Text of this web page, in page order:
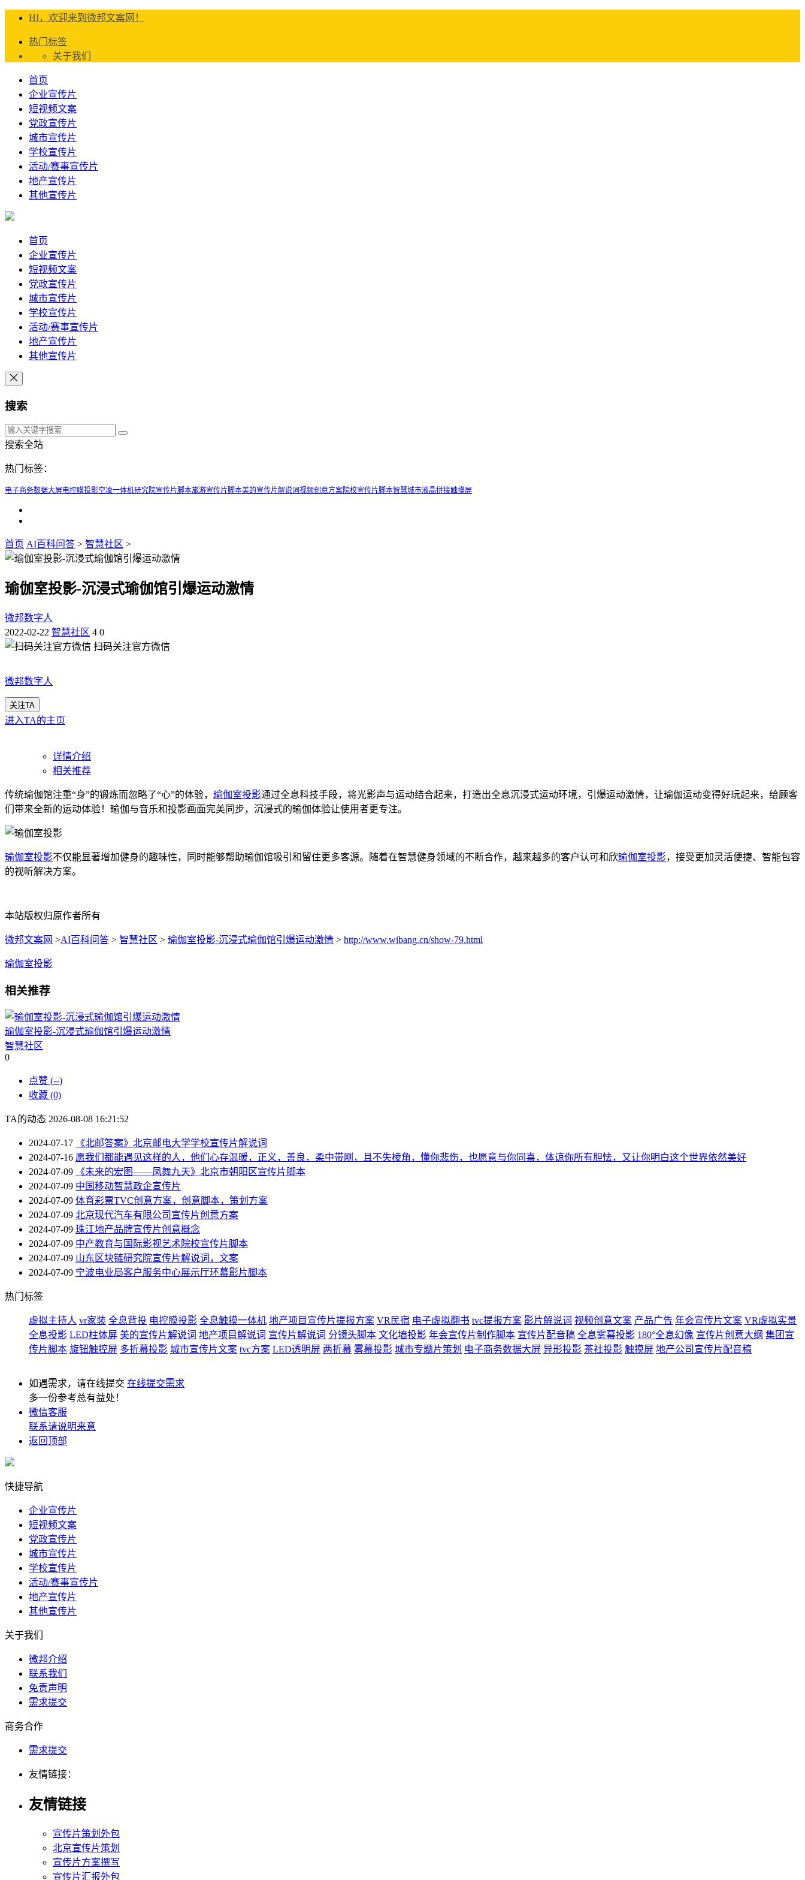
HI，欢迎来到微邦文案网！
热门标签
关于我们
首页
企业宣传片
短视频文案
党政宣传片
城市宣传片
学校宣传片
活动/赛事宣传片
地产宣传片
其他宣传片
首页
企业宣传片
短视频文案
党政宣传片
城市宣传片
学校宣传片
活动/赛事宣传片
地产宣传片
其他宣传片
搜索
搜索全站
热门标签：
电子商务数据大屏电控膜投影空凌一体机研究院宣传片脚本旅游宣传片脚本美的宣传片解说词视频创意方案院校宣传片脚本智慧城市液晶拼接触摸屏
首页 AI百科问答 > 智慧社区 >
瑜伽室投影-沉浸式瑜伽馆引爆运动激情
微邦数字人
2022-02-22 智慧社区 4 0
扫码关注官方微信
微邦数字人
关注TA
进入TA的主页
详情介绍
相关推荐
传统瑜伽馆注重“身”的锻炼而忽略了“心”的体验， 瑜伽室投影通过全息科技手段，将光影声与运动结合起来，打造出全息沉浸式运动环境，引爆运动激情，让瑜伽运动变得好玩起来，给顾客
们带来全新的运动体验！瑜伽与音乐和投影画面完美同步，沉浸式的瑜伽体验让使用者更专注。
瑜伽室投影不仅能显著增加健身的趣味性，同时能够帮助瑜伽馆吸引和留住更多客源。随着在智慧健身领域的不断合作，越来越多的客户认可和欣瑜伽室投影，接受更加灵活便捷、智能包容
的视听解决方案。
本站版权归原作者所有
微邦文案网 >AI百科问答 > 智慧社区 > 瑜伽室投影-沉浸式瑜伽馆引爆运动激情 > http://www.wibang.cn/show-79.html
瑜伽室投影
相关推荐
瑜伽室投影-沉浸式瑜伽馆引爆运动激情
智慧社区
0
点赞 (--)
收藏 (0)
TA的动态 2026-08-08 16:21:52
2024-07-17
《北邮答案》北京邮电大学学校宣传片解说词
2024-07-16 愿我们都能遇见这样的人，他们心存温暖，正义，善良，柔中带刚，且不失棱角，懂你悲伤，也愿意与你同喜，体谅你所有胆怯，又让你明白这个世界依然美好
2024-07-09
《未来的宏图——凤舞九天》北京市朝阳区宣传片脚本
2024-07-09 中国移动智慧政企宣传片
2024-07-09 体育彩票TVC创意方案，创意脚本，策划方案
2024-07-09 北京现代汽车有限公司宣传片创意方案
2024-07-09 珠江地产品牌宣传片创意概念
2024-07-09 中产教育与国际影视艺术院校宣传片脚本
2024-07-09 山东区块链研究院宣传片解说词，文案
2024-07-09 宁波电业局客户服务中心展示厅环幕影片脚本
热门标签
虚拟主持人 vr家装 全息背投 电控膜投影 全息触摸一体机 地产项目宣传片提报方案 VR民宿 电子虚拟翻书 tvc提报方案 影片解说词 视频创意文案 产品广告 年会宣传片文案 VR虚拟实景
全息投影 LED柱体屏 美的宣传片解说词 地产项目解说词 宣传片解说词 分镜头脚本 文化墙投影 年会宣传片制作脚本 宣传片配音稿 全息雾幕投影 180°全息幻像 宣传片创意大纲 集团宣
传片脚本 旋钮触控屏 多折幕投影 城市宣传片文案 tvc方案 LED透明屏 两折幕 雾幕投影 城市专题片策划 电子商务数据大屏 异形投影 茶社投影 触摸屏 地产公司宣传片配音稿
如遇需求，请在线提交 在线提交需求
多一份参考总有益处！
微信客服
联系请说明来意
返回顶部
快捷导航
企业宣传片
短视频文案
党政宣传片
城市宣传片
学校宣传片
活动/赛事宣传片
地产宣传片
其他宣传片
关于我们
微邦介绍
联系我们
免责声明
需求提交
商务合作
需求提交
友情链接：
友情链接
宣传片策划外包
北京宣传片策划
宣传片方案撰写
宣传片汇报外包